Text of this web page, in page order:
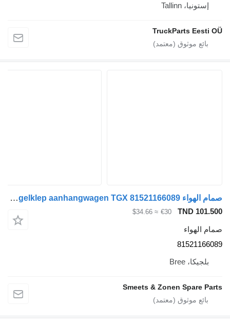
إستونيا، Tallinn
TruckParts Eesti OÜ
صمام الهواء MAN Occ drukregelklep aanhangwagen TGX 81521166089 لـ الشاحنات
TND 101.500
€30
≈ $34.66
صمام الهواء
81521166089
بلجيكا، Bree
Smeets & Zonen Spare Parts